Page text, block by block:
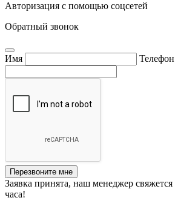
Авторизация с помощью соцсетей
Обратный звонок
Имя Телефон
Перезвоните мне
Заявка принята, наш менеджер
часа!